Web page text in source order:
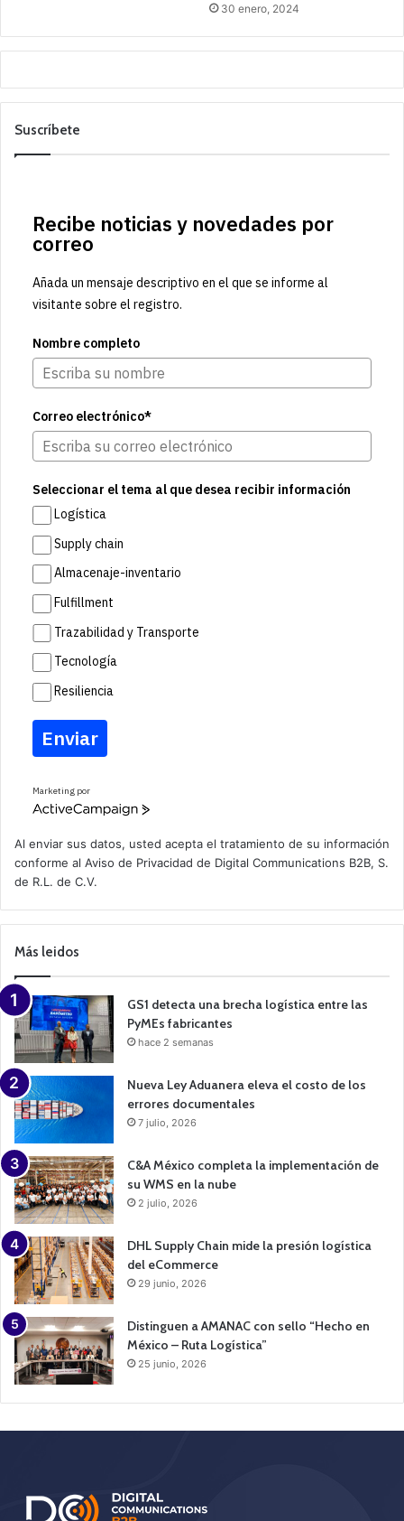
30 enero, 2024
Suscríbete
Recibe noticias y novedades por
correo
Añada un mensaje descriptivo en el que se informe al
visitante sobre el registro.
Nombre completo
Correo electrónico*
Seleccionar el tema al que desea recibir información
Logística
Supply chain
Almacenaje-inventario
Fulfillment
Trazabilidad y Transporte
Tecnología
Resiliencia
Enviar
Marketing por
A
v
e
a
m
a
n
Al enviar sus datos, usted acepta el tratamiento de su información
conforme al Aviso de Privacidad de Digital Communications B2B, S.
de R.L. de C.V.
Más leidos
GS1 detecta una brecha logística entre las
PyMEs fabricantes
hace 2 semanas
Nueva Ley Aduanera eleva el costo de los
errores documentales
7 julio, 2026
C&A México completa la implementación de
su WMS en la nube
2 julio, 2026
DHL Supply Chain mide la presión logística
del eCommerce
29 junio, 2026
Distinguen a AMANAC con sello “Hecho en
México – Ruta Logística”
25 junio, 2026